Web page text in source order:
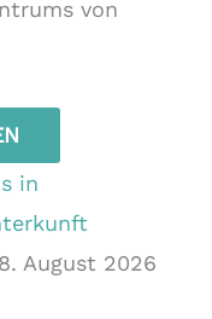
von
in
August 2026